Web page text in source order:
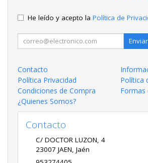
He leído y acepto la Política de
Enviar
Contacto
Política Privacidad
Política
Condiciones de Compra
Formas
¿Quienes Somos?
Contacto
C/ DOCTOR LUZON, 4
23007 JAEN, Jaén